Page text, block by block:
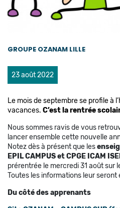
GROUPE OZANAM LILLE
23 août 2022
Le mois de septembre se profile à
vacances. C’est la rentrée
Nous sommes ravis de vous
lancer ensemble cette nouvelle
Notez dès à présent que les
EPIL CAMPUS et CPGE ICAM
prérentrée le mercredi 31 août sur
Toutes les informations leur
Du côté des apprenants